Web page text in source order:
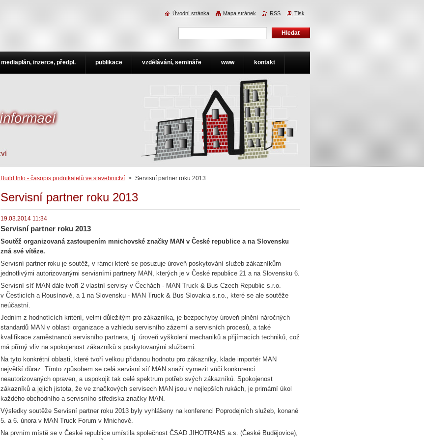
Build Info - časopis podnikatelů ve stavebnictví > Servisní partner roku 2013
Servisní partner roku 2013
19.03.2014 11:34
Servisní partner roku 2013
Soutěž organizovaná zastoupením mnichovské značky MAN v České republice a na Slovensku
zná své vítěze.
Servisní partner roku je soutěž, v rámci které se posuzuje úroveň poskytování služeb zákazníkům
jednotlivými autorizovanými servisními partnery MAN, kterých je v České republice 21 a na Slovensku 6.
Servisní síť MAN dále tvoří 2 vlastní servisy v Čechách - MAN Truck & Bus Czech Republic s.r.o.
v Čestlicích a Rousínově, a 1 na Slovensku - MAN Truck & Bus Slovakia s.r.o., které se ale soutěže
neúčastní.
Jedním z hodnotících kritérií, velmi důležitým pro zákazníka, je bezpochyby úroveň plnění náročných
standardů MAN v oblasti organizace a vzhledu servisního zázemí a servisních procesů, a také
kvalifikace zaměstnanců servisního partnera, tj. úroveň vyškolení mechaniků a přijímacích techniků, což
má přímý vliv na spokojenost zákazníků s poskytovanými službami.
Na tyto konkrétní oblasti, které tvoří velkou přidanou hodnotu pro zákazníky, klade importér MAN
největší důraz. Tímto způsobem se celá servisní síť MAN snaží vymezit vůči konkurenci
neautorizovaných opraven, a uspokojit tak celé spektrum potřeb svých zákazníků. Spokojenost
zákazníků a jejich jistota, že ve značkových servisech MAN jsou v nejlepších rukách, je primární úkol
každého obchodního a servisního střediska značky MAN.
Výsledky soutěže Servisní partner roku 2013 byly vyhlášeny na konferenci Poprodejních služeb, konané
5. a 6. února v MAN Truck Forum v Mnichově.
Na prvním místě se v České republice umístila společnost ČSAD JIHOTRANS a.s. (České Budějovice),
mediaplán, inzerce, předpl. publikace vzdělávání, semináře www kontakt
Úvodní stránka Mapa stránek RSS Tisk